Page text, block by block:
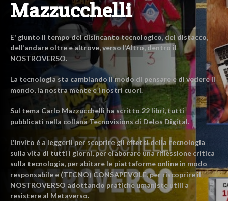
Mazzucchelli
E' giunto il tempo del disincanto tecnologico, del distacco,
dell’andare oltre e altrove, verso l’Altro, dentro il
NOSTROVERSO.
La tecnologia sta cambiando il modo di pensare e di vedere il
mondo, la nostra mente e i nostri cuori.
Sul tema Carlo Mazzucchelli ha scritto 22 libri, tutti
pubblicati nella collana Tecnovisions di Delos Digital.
L'invito è a leggerli per scoprire gli effetti della tecnologia
sulla vita di tutti i giorni, per elaborare una riflessione critica
sulla tecnologia, per abitare le piattaforme online in modo
responsabile e (TECNO) CONSAPEVOLE, per riscoprire il
NOSTROVERSO adottando pratiche umaniste utili a
resistere al Metaverso.